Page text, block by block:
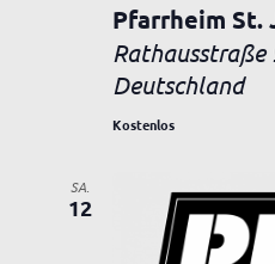
Pfarrheim St.
Deutschland
Kostenlos
SA.
12